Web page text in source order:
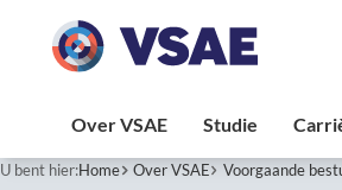
U bent hier:Home Over VSAE Voorgaande